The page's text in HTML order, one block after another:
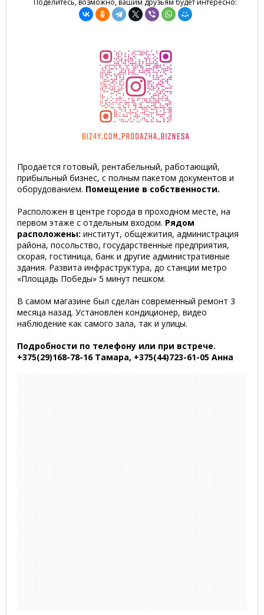
Поделитесь, возможно, вашим друзьям будет интересно:
Продаётся готовый, рентабельный, работающий,
прибыльный бизнес, с полным пакетом документов и
оборудованием. Помещение в собственности.
Расположен в центре города в проходном месте, на
первом этаже с отдельным входом. Рядом
расположены: институт, общежития, администрация
района, посольство, государственные предприятия,
скорая, гостиница, банк и другие административные
здания. Развита инфраструктура, до станции метро
«Площадь Победы» 5 минут пешком.
В самом магазине был сделан современный ремонт 3
месяца назад. Установлен кондиционер, видео
наблюдение как самого зала, так и улицы.
Подробности по телефону или при встрече.
+375(29)168-78-16 Тамара, +375(44)723-61-05 Анна